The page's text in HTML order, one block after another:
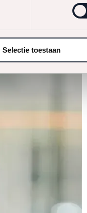
Selectie toestaan